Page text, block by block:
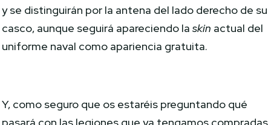
y se distinguirán por la antena del lado derecho de su
casco, aunque seguirá apareciendo laskin actual del
uniforme naval como apariencia gratuita.
Y, como seguro que os estaréis preguntando qué
pasará con las legiones que ya tengamos compradas,